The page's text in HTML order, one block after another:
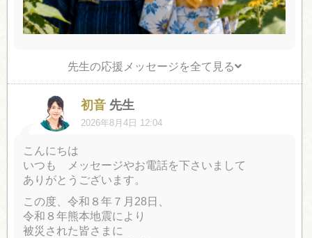
先生の応援メッセージを全て見る
初音 先生
2026年8月4日 12:04
こんにちは
いつも メッセージやお電話を下さいまして
ありがとうございます。
この度、令和８年７月28日、
令和８年熊本地震により
被災された皆さまに